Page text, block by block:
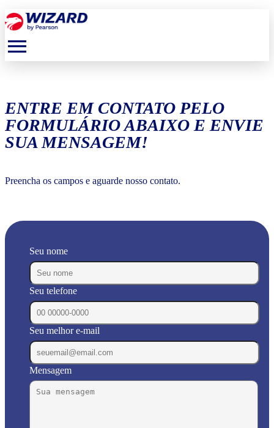
menu
ENTRE EM CONTATO PELO
FORMULÁRIO ABAIXO E ENVIE
SUA MENSAGEM!
Preencha os campos e aguarde nosso contato.
Seu nome
Seu telefone
Seu melhor e-mail
Mensagem